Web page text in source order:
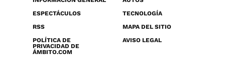
ESPECTÁCULOS
TECNOLOGÍA
RSS
MAPA DEL SITIO
POLÍTICA DE
PRIVACIDAD DE
ÁMBITO.COM
AVISO LEGAL